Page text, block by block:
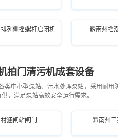
列侧摇螺杆启闭机 黔南州挡
拍门清污机成套设备
中小型泵站、污水处理泵站，采用耐用
，满足泵站高效安全运行需求。
涵闸站闸门 黔南州三